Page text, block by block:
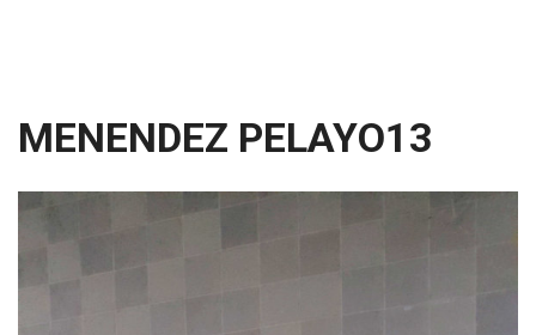
MENENDEZ PELAYO13